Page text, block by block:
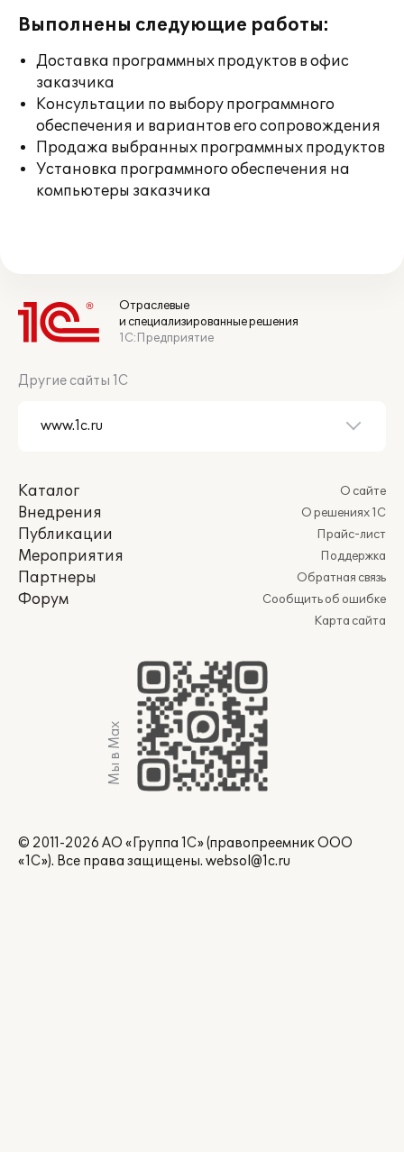
Выполнены следующие работы:
Доставка программных продуктов в офис
заказчика
Консультации по выбору программного
обеспечения и вариантов его сопровождения
Продажа выбранных программных продуктов
Установка программного обеспечения на
компьютеры заказчика
Отраслевые
и специализированные решения
1С:Предприятие
Другие сайты 1С
Каталог
Внедрения
Публикации
Мероприятия
Партнеры
Форум
О сайте
О решениях 1С
Прайс-лист
Поддержка
Обратная связь
Сообщить об ошибке
Карта сайта
Мы в Max
© 2011-2026 АО «Группа 1С» (правопреемник ООО
«1С»). Все права защищены. websol@1c.ru